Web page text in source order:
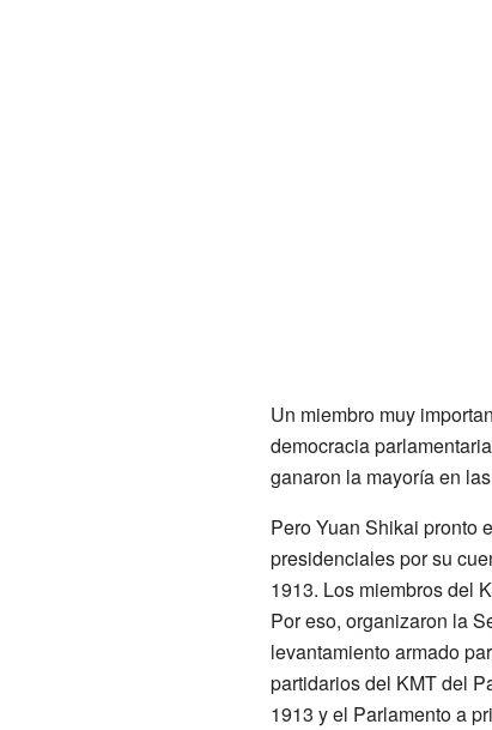
Un miembro muy
democracia
ganaron la mayoría en
Pero Yuan Shikai pronto
presidenciales por su
1913. Los miembros del
Por eso, organizaron la
levantamiento armado
partidarios del KMT del
1913 y el Parlamento a